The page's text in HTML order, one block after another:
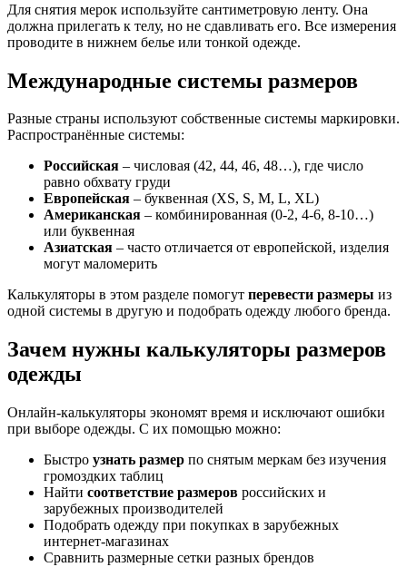
Для снятия мерок используйте сантиметровую ленту. Она
должна прилегать к телу, но не сдавливать его. Все измерения
проводите в нижнем белье или тонкой одежде.
Международные системы размеров
Разные страны используют собственные системы маркировки.
Распространённые системы:
Российская – числовая (42, 44, 46, 48…), где число
равно обхвату груди
Европейская – буквенная (XS, S, M, L, XL)
Американская – комбинированная (0-2, 4-6, 8-10…)
или буквенная
Азиатская – часто отличается от европейской, изделия
могут маломерить
Калькуляторы в этом разделе помогут перевести размеры из
одной системы в другую и подобрать одежду любого бренда.
Зачем нужны калькуляторы размеров
одежды
Онлайн-калькуляторы экономят время и исключают ошибки
при выборе одежды. С их помощью можно:
Быстро узнать размер по снятым меркам без изучения
громоздких таблиц
Найти соответствие размеров российских и
зарубежных производителей
Подобрать одежду при покупках в зарубежных
интернет-магазинах
Сравнить размерные сетки разных брендов